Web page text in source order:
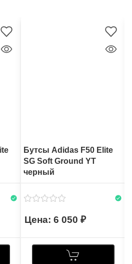
Бутсы Adidas F50 Elite
SG Soft Ground YT
черный
6 050